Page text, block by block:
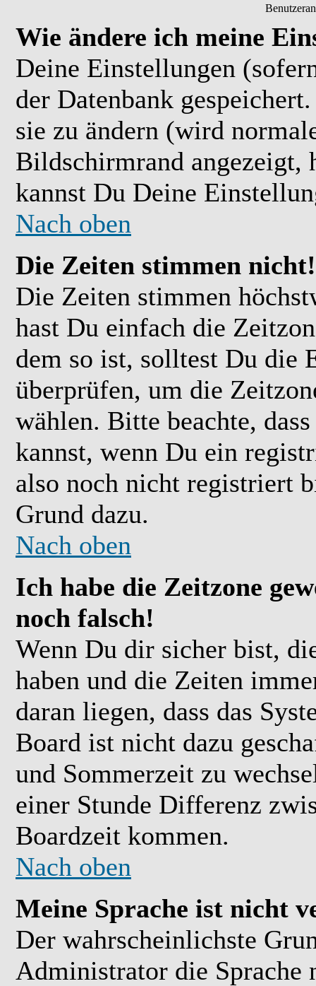
Wie ändere ich meine
Deine Einstellungen
der Datenbank
sie zu ändern (wird
Bildschirmrand angezeigt,
kannst Du Deine
Nach oben
Die Zeiten stimmen nicht!
Die Zeiten stimmen
hast Du einfach die
dem so ist, solltest Du die
überprüfen, um die
wählen. Bitte beachte,
kannst, wenn Du ein
also noch nicht registriert
Grund dazu.
Nach oben
Ich habe die Zeitzone
noch falsch!
Wenn Du dir sicher bist,
haben und die Zeiten
daran liegen, dass das
Board ist nicht dazu
und Sommerzeit zu
einer Stunde Differenz
Boardzeit kommen.
Nach oben
Meine Sprache ist nicht
Der wahrscheinlichste
Administrator die Sprache